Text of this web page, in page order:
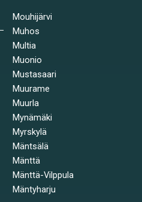
Mouhijärvi
Muhos
Multia
Muonio
Mustasaari
Muurame
Muurla
Mynämäki
Myrskylä
Mäntsälä
Mänttä
Mänttä-Vilppula
Mäntyharju